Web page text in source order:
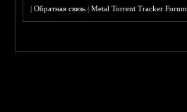
|Обратная связь |Metal Torrent Tracker Forum